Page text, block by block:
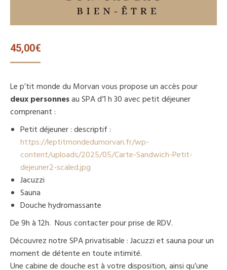
45,00€
Le p’tit monde du Morvan vous propose un accès pour
deux personnesau SPA d’1 h 30 avec petit déjeuner
comprenant :
Petit déjeuner : descriptif :
https://leptitmondedumorvan.fr/wp-
content/uploads/2025/05/Carte-Sandwich-Petit-
dejeuner2-scaled.jpg
Jacuzzi
Sauna
Douche hydromassante
De 9h à 12h. Nous contacter pour prise de RDV.
Découvrez notre SPA privatisable : Jacuzzi et sauna pour un
moment de détente en toute intimité.
Une cabine de douche est à votre disposition, ainsi qu’une